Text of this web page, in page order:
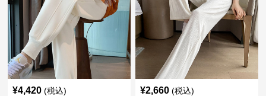
¥4,420 (税込) ¥2,660 (税込)